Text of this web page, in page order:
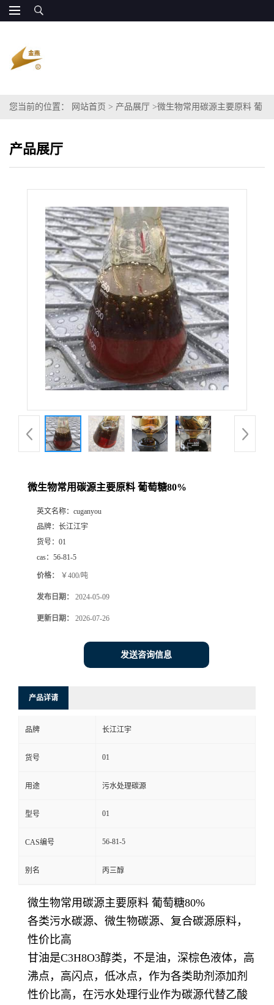
您当前的位置： 网站首页 > 产品展厅 >微生物常用碳源主要原料 葡
产品展厅
微生物常用碳源主要原料 葡萄糖80%
英文名称： cuganyou
品牌： 长江江宇
货号： 01
cas： 56-81-5
价格： ￥400/吨
发布日期： 2024-05-09
更新日期： 2026-07-26
发送咨询信息
产品详请
品牌 长江江宇
货号 01
用途 污水处理碳源
型号 01
CAS编号 56-81-5
别名 丙三醇
微生物常用碳源主要原料 葡萄糖80%
各类污水碳源、微生物碳源、复合碳源原料，
性价比高
甘油是C3H8O3醇类，不是油，深棕色液体，高
沸点，高闪点，低冰点，作为各类助剂添加剂
性价比高，在污水处理行业作为碳源代替乙酸